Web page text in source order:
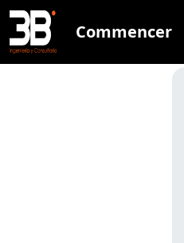
Commencer